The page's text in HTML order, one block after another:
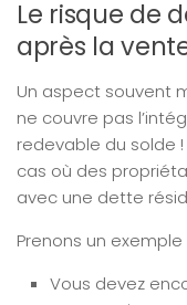
Le risque de
après la
Un aspect souvent
ne couvre pas
redevable du solde
cas où des
avec une dette
Prenons un
Vous devez